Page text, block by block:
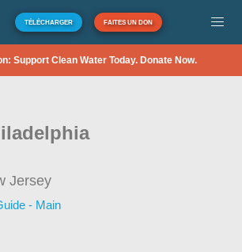
TÉLÉCHARGER FAITES UN DON
Support Clean Water Today. Donate Now.
Jersey
- Main